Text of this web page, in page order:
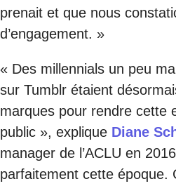
prenait et que nous
d’engagement. »
« Des millennials un peu
sur Tumblr étaient
marques pour rendre cette
public », explique Diane
manager de l’ACLU en
parfaitement cette époque.